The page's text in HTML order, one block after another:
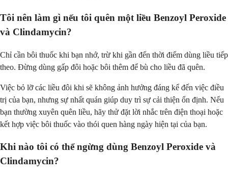
Tôi nên làm gì nếu tôi quên một liều Benzoyl Peroxide
và Clindamycin?
Chỉ cần bôi thuốc khi bạn nhớ, trừ khi gần đến thời điểm dùng liều tiếp
theo. Đừng dùng gấp đôi hoặc bôi thêm để bù cho liều đã quên.
Việc bỏ lỡ các liều đôi khi sẽ không ảnh hưởng đáng kể đến việc điều
trị của bạn, nhưng sự nhất quán giúp duy trì sự cải thiện ổn định. Nếu
bạn thường xuyên quên liều, hãy thử đặt lời nhắc trên điện thoại hoặc
kết hợp việc bôi thuốc vào thói quen hàng ngày hiện tại của bạn.
Khi nào tôi có thể ngừng dùng Benzoyl Peroxide và
Clindamycin?